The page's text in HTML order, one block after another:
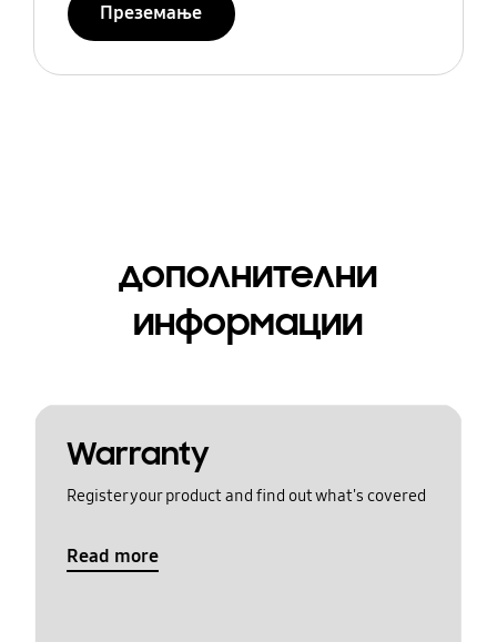
Преземање
дополнителни
информации
Warranty
Register your product and find out what's covered
Read more